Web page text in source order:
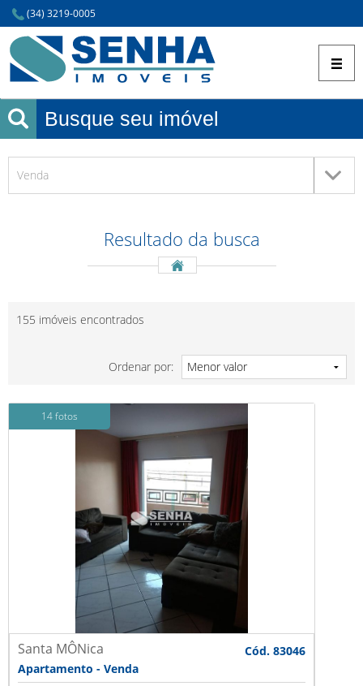
(34) 3219-0005
Busque seu imóvel
Venda
Resultado da busca
155 imóveis encontrados
Ordenar por:
14 fotos
Santa MÔNica
Cód. 83046
Apartamento - Venda